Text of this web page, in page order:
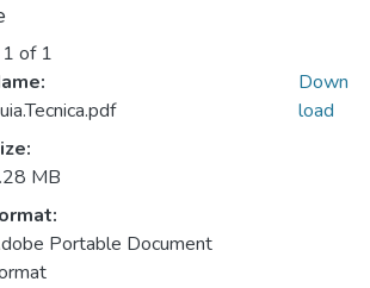
of 1
MB
Portable Document
Down
load